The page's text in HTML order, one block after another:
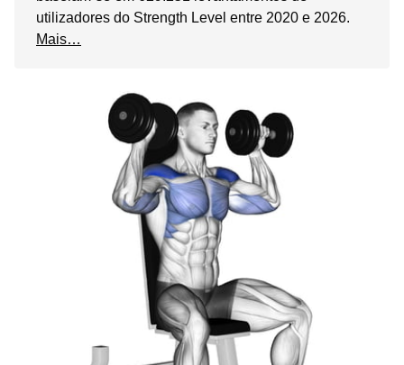
utilizadores do Strength Level entre 2020 e 2026.
Mais…